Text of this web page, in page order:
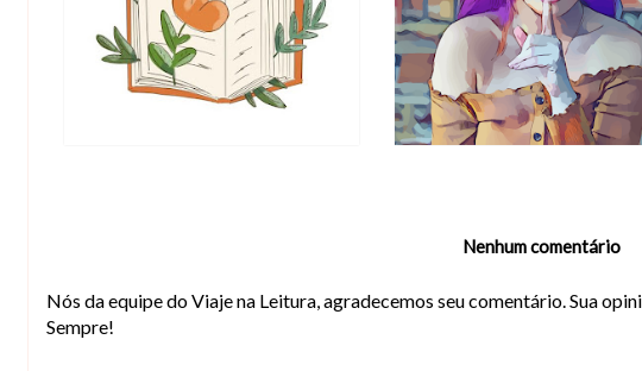
Nenhum comentário
Nós da equipe do Viaje na Leitura, agradecemos seu comentário. Sua
Sempre!